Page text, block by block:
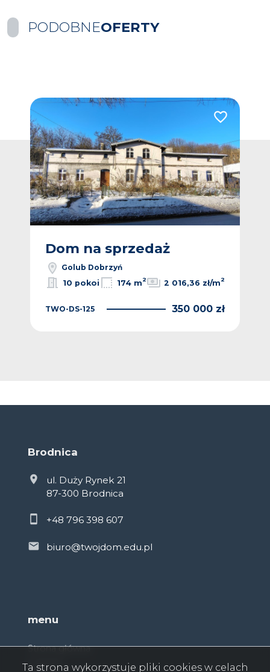
PODOBNEOFERTY
Dodaj do ulubionych Dodaj do
Dom na sprzedaż
Golub Dobrzyń
10 pokoi
174 m2 2 016,36 zł/m2
TWO-DS-125 350 000 zł
Brodnica
ul. Duży Rynek 21
87-300 Brodnica
+48 796 398 607
biuro@twojdom.edu.pl
menu
Strona główna
O firmie
Ta strona wykorzystuje pliki cookies w celach